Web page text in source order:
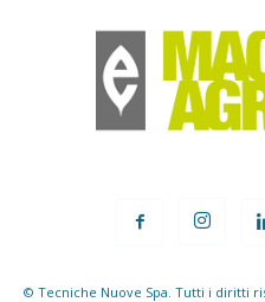
© Tecniche Nuove Spa. Tutti i diritti